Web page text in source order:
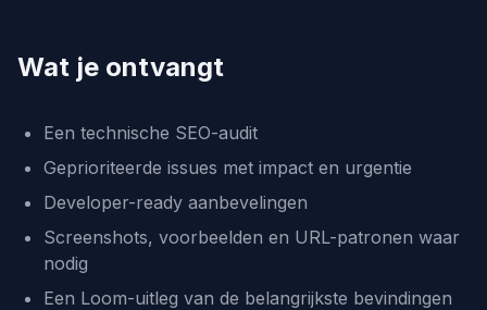
Wat je ontvangt
Een technische SEO-audit
Geprioriteerde issues met impact en urgentie
Developer-ready aanbevelingen
Screenshots, voorbeelden en URL-patronen waar
nodig
Een Loom-uitleg van de belangrijkste bevindingen